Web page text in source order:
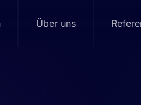
Über uns